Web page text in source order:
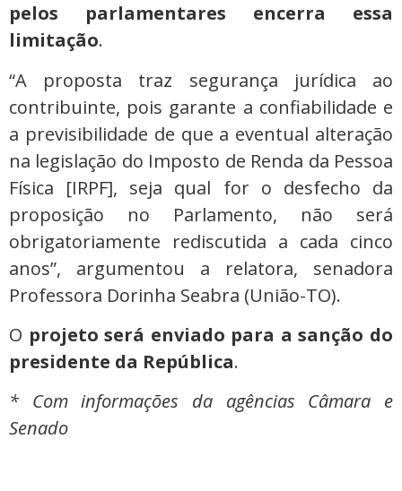
pelos parlamentares encerra essa
limitação.
“A proposta traz segurança jurídica ao
contribuinte, pois garante a confiabilidade e
a previsibilidade de que a eventual alteração
na legislação do Imposto de Renda da Pessoa
Física [IRPF], seja qual for o desfecho da
proposição no Parlamento, não será
obrigatoriamente rediscutida a cada cinco
anos”, argumentou a relatora, senadora
Professora Dorinha Seabra (União-TO).
O projeto será enviado para a sanção do
presidente da República.
* Com informações da agências Câmara e
Senado